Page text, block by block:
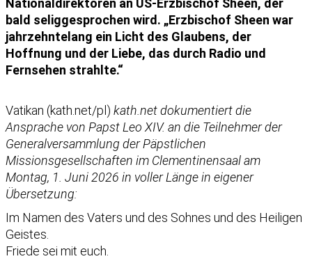
Nationaldirektoren an US-Erzbischof Sheen, der
bald seliggesprochen wird. „Erzbischof Sheen war
jahrzehntelang ein Licht des Glaubens, der
Hoffnung und der Liebe, das durch Radio und
Fernsehen strahlte.“
Vatikan (kath.net/pl) kath.net dokumentiert die
Ansprache von Papst Leo XIV. an die Teilnehmer der
Generalversammlung der Päpstlichen
Missionsgesellschaften im Clementinensaal am
Montag, 1. Juni 2026 in voller Länge in eigener
Übersetzung:
Im Namen des Vaters und des Sohnes und des Heiligen
Geistes.
Friede sei mit euch.